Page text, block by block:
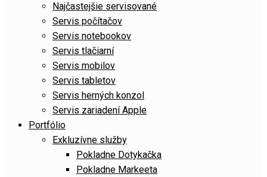
Najčastejšie servisované
Servis počítačov
Servis notebookov
Servis tlačiarní
Servis mobilov
Servis tabletov
Servis herných konzol
Servis zariadení Apple
Portfólio
Exkluzívne služby
Pokladne Dotykačka
Pokladne Markeeta